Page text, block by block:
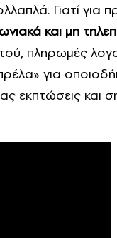
Γιατί
και μη
πληρωμές
για
εκπτώσεις και